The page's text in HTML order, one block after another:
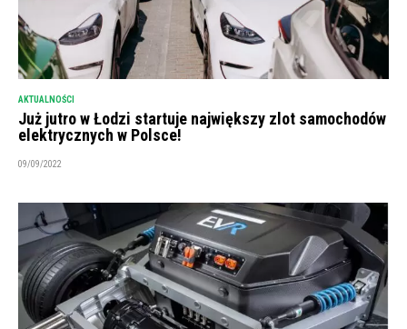
AKTUALNOŚCI
Już jutro w Łodzi startuje największy zlot samochodów
elektrycznych w Polsce!
09/09/2022